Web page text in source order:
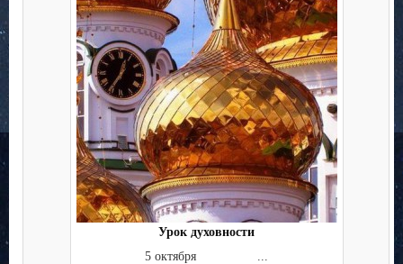
Урок духовности
5 октября ...